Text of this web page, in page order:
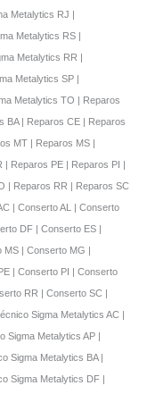
Metalytics RJ |
Metalytics RS |
Metalytics RR |
Metalytics SP |
Metalytics TO | Reparos
BA | Reparos CE | Reparos
MT | Reparos MS |
| Reparos PE | Reparos PI |
| Reparos RR | Reparos SC
| Conserto AL | Conserto
DF | Conserto ES |
MS | Conserto MG |
| Conserto PI | Conserto
RR | Conserto SC |
Sigma Metalytics AC |
Sigma Metalytics AP |
Sigma Metalytics BA |
Sigma Metalytics DF |